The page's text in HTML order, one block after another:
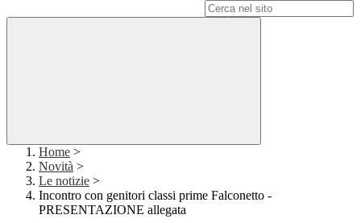
Home >
Novità >
Le notizie >
Incontro con genitori classi prime Falconetto -
PRESENTAZIONE allegata